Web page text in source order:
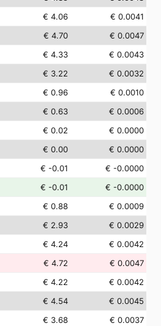
€ 4.06
€ 0.0041
€ 4.70
€ 0.0047
€ 4.33
€ 0.0043
€ 3.22
€ 0.0032
€ 0.96
€ 0.0010
€ 0.63
€ 0.0006
€ 0.02
€ 0.0000
€ 0.00
€ 0.0000
€ -0.01
€ -0.0000
€ -0.01
€ -0.0000
€ 0.88
€ 0.0009
€ 2.93
€ 0.0029
€ 4.24
€ 0.0042
€ 4.72
€ 0.0047
€ 4.22
€ 0.0042
€ 4.54
€ 0.0045
€ 3.68
€ 0.0037